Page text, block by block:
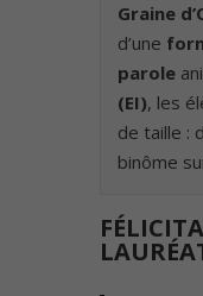
Graine
d’une
parole
(EI), les
de taille :
binôme